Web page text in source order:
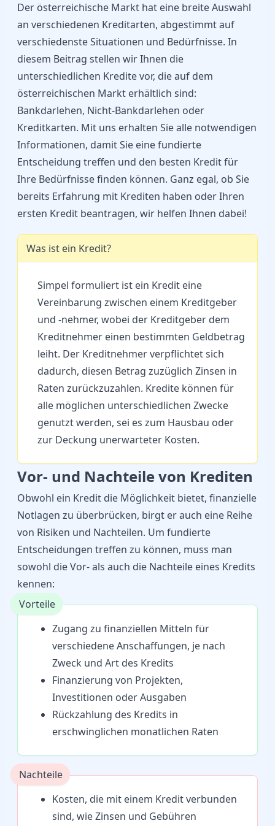
Der österreichische Markt hat eine breite Auswahl
an verschiedenen Kreditarten, abgestimmt auf
verschiedenste Situationen und Bedürfnisse. In
diesem Beitrag stellen wir Ihnen die
unterschiedlichen Kredite vor, die auf dem
österreichischen Markt erhältlich sind:
Bankdarlehen, Nicht-Bankdarlehen oder
Kreditkarten. Mit uns erhalten Sie alle notwendigen
Informationen, damit Sie eine fundierte
Entscheidung treffen und den besten Kredit für
Ihre Bedürfnisse finden können. Ganz egal, ob Sie
bereits Erfahrung mit Krediten haben oder Ihren
ersten Kredit beantragen, wir helfen Ihnen dabei!
Was ist ein Kredit?
Simpel formuliert ist ein Kredit eine
Vereinbarung zwischen einem Kreditgeber
und -nehmer, wobei der Kreditgeber dem
Kreditnehmer einen bestimmten Geldbetrag
leiht. Der Kreditnehmer verpflichtet sich
dadurch, diesen Betrag zuzüglich Zinsen in
Raten zurückzuzahlen. Kredite können für
alle möglichen unterschiedlichen Zwecke
genutzt werden, sei es zum Hausbau oder
zur Deckung unerwarteter Kosten.
Vor- und Nachteile von Krediten
Obwohl ein Kredit die Möglichkeit bietet, finanzielle
Notlagen zu überbrücken, birgt er auch eine Reihe
von Risiken und Nachteilen. Um fundierte
Entscheidungen treffen zu können, muss man
sowohl die Vor- als auch die Nachteile eines Kredits
kennen:
Vorteile
Zugang zu finanziellen Mitteln für
verschiedene Anschaffungen, je nach
Zweck und Art des Kredits
Finanzierung von Projekten,
Investitionen oder Ausgaben
Rückzahlung des Kredits in
erschwinglichen monatlichen Raten
Nachteile
Kosten, die mit einem Kredit verbunden
sind, wie Zinsen und Gebühren